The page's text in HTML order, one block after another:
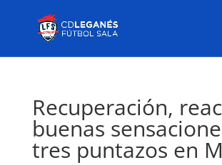
Recuperación,
buenas
tres puntazos en